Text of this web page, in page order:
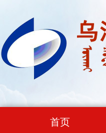
首页